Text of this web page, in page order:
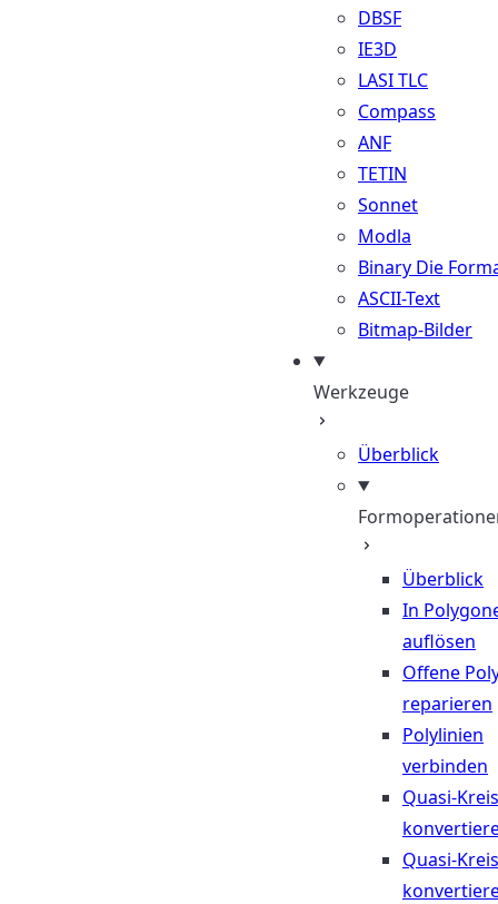
DBSF
IE3D
LASI TLC
Compass
ANF
TETIN
Sonnet
Modla
Binary Die
ASCII-Text
Bitmap-Bilder
Werkzeuge
Überblick
Überblick
In
auflösen
Offene
reparieren
Polylinien
verbinden
Quasi-
Quasi-